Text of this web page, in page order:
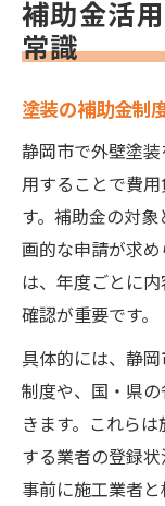
補助金活
常識
塗装の補助金制
静岡市で外壁塗
用することで費
す。補助金の対
画的な申請が求
は、年度ごとに
確認が重要です。
具体的には、静
制度や、国・県
きます。これら
する業者の登録
事前に施工業者と